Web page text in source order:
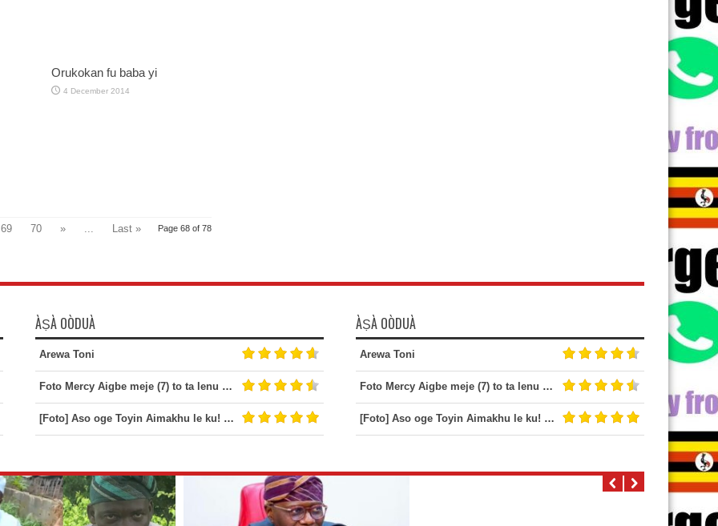
Orukokan fu baba yi
4 December 2014
Page 68 of 78
69 70 » ... Last »
ÀṢÀ OÒDUÀ
Arewa Toni
Foto Mercy Aigbe meje (7) to ta lenu bi ataare
[Foto] Aso oge Toyin Aimakhu le ku! #Igo loju omo odaran
ÀṢÀ OÒDUÀ
Arewa Toni
Foto Mercy Aigbe meje (7) to ta lenu bi ataare
[Foto] Aso oge Toyin Aimakhu le ku! #Igo loju omo odaran